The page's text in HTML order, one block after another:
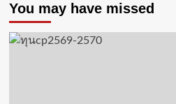
You may have missed